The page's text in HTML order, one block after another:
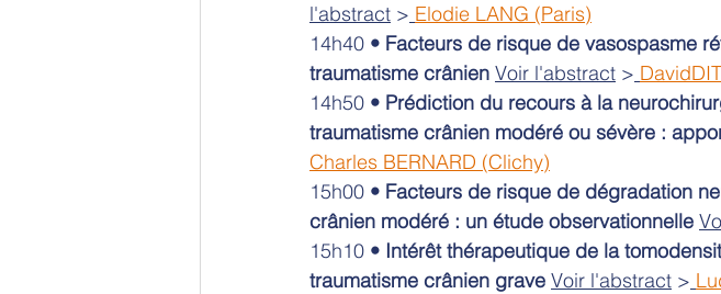
l'abstract > Elodie LANG (Paris)
14h40 • Facteurs de risque de vasospasme
traumatisme crânien Voir l'abstract >
14h50 • Prédiction du recours à la
traumatisme crânien modéré ou sévère :
Charles BERNARD (Clichy)
15h00 • Facteurs de risque de dégradation
crânien modéré : un étude observationnelle
15h10 • Intérêt thérapeutique de la
traumatisme crânien grave Voir l'abstract >